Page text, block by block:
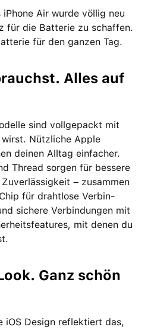
Air wurde völlig neu
für die Batterie zu schaffen.
für den ganzen Tag.
Alles auf
sind vollgepackt mit
Nützliche Apple
deinen Alltag ein­facher.
Thread sorgen für bessere
– zu­sam­men
für drahtlose Verbin­
sichere Ver­bin­dungen mit
mit denen du
Ganz schön
iOS Design reflektiert das,